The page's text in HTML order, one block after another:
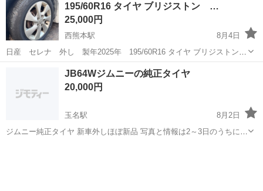
195/60R16 タイヤ ブリジストン …
25,000円
西熊本駅
8月4日
日産 セレナ 外し 製年2025年 195/60R16 タイヤ ブリジストン
エコピア ４本溝あり 日産 純正 ホイール 16インチ PCD
114.3 ホイールキズあり タイヤのみ 25000円 ホイール 無し
タイヤ、ホイール
JB64Wジムニーの純正タイヤ
20,000円
玉名駅
8月2日
ジムニー純正タイヤ 新車外しほぼ新品 写真と情報は2～3日のうちに出